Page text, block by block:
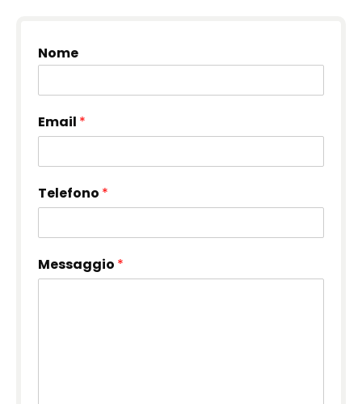
Nome
Email *
Telefono *
Messaggio *